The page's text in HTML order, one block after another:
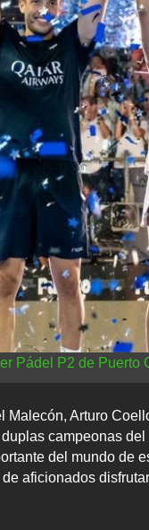
Pádel P2 de Puerto
Malecón, Arturo
campeonas
del mundo de
aficionados